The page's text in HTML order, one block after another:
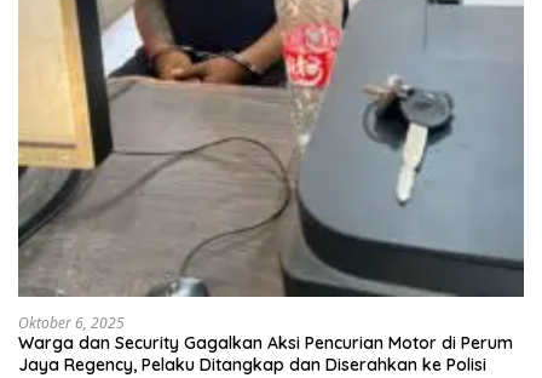
Oktober 6, 2025
Warga dan Security Gagalkan Aksi Pencurian Motor di Perum
Jaya Regency, Pelaku Ditangkap dan Diserahkan ke Polisi